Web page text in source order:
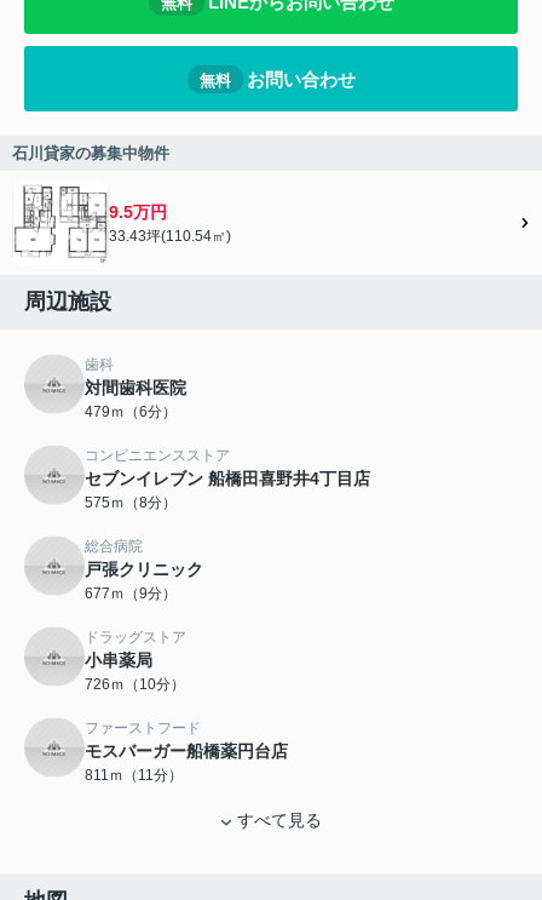
無料 お問い合わせ
石川貸家の募集中物件
9.5万円
33.43坪(110.54㎡)
周辺施設
歯科
対間歯科医院
479ｍ（6分）
コンビニエンスストア
セブンイレブン 船橋田喜野井4丁目店
575ｍ（8分）
総合病院
戸張クリニック
677ｍ（9分）
ドラッグストア
小串薬局
726ｍ（10分）
ファーストフード
モスバーガー船橋薬円台店
811ｍ（11分）
すべて見る